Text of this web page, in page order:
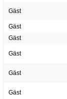
Gäst
Gäst
Gäst
Gäst
Gäst
Gäst